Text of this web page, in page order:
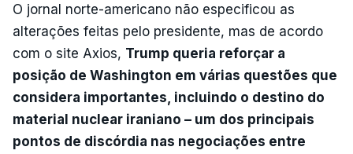
O jornal norte-americano não especificou as
alterações feitas pelo presidente, mas de acordo
com o site Axios, Trump queria reforçar a
posição de Washington em várias questões que
considera importantes, incluindo o destino do
material nuclear iraniano – um dos principais
pontos de discórdia nas negociações entre